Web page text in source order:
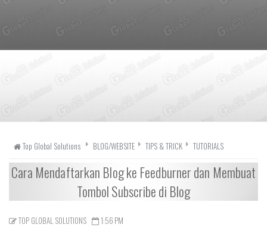
Top Global Solutions BLOG/WEBSITE TIPS & TRICK TUTORIALS
Cara Mendaftarkan Blog ke Feedburner dan Membuat
Tombol Subscribe di Blog
TOP GLOBAL SOLUTIONS 1:56 PM